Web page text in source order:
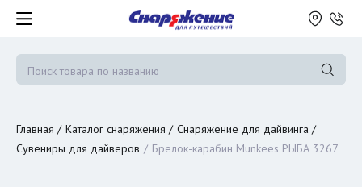
Главная Каталог снаряжения
Снаряжение для дайвинга
Сувениры для дайверов
Брелок-карабин Munkees РЫБА 3267